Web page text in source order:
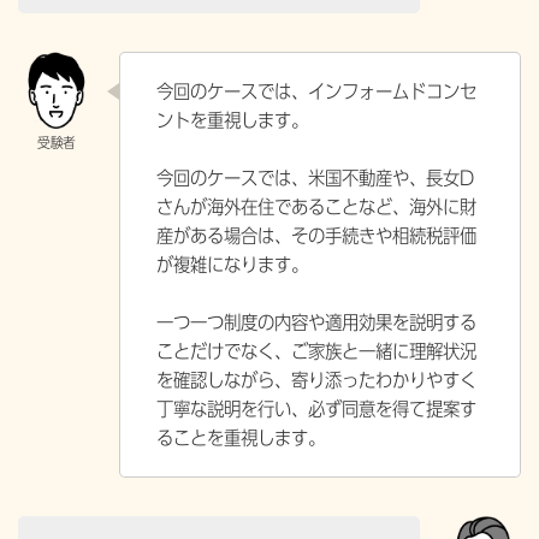
今回のケースでは、インフォームドコンセ
ントを重視します。
今回のケースでは、米国不動産や、長女D
さんが海外在住であることなど、海外に財
産がある場合は、その手続きや相続税評価
が複雑になります。
一つ一つ制度の内容や適用効果を説明する
ことだけでなく、ご家族と一緒に理解状況
を確認しながら、寄り添ったわかりやすく
丁寧な説明を行い、必ず同意を得て提案す
ることを重視します。